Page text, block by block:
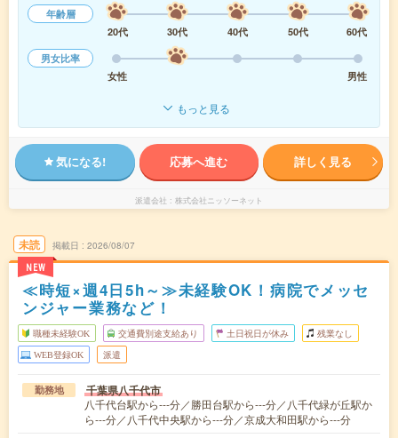
年齢層
20代
30代 40代 50代
60代
男女比率
女性
男性
もっと見る
気になる! 応募へ進む 詳しく見る
派遣会社 株式会社ニッソーネット
未読
NEW
掲載日 2026/08/07
≪時短×週4日5h～≫未経験OK！病院でメッセ
ンジャー業務など！
職種未経験OK 交通費別途支給あり 土日祝日が休み 残業なし
WEB登録OK 派遣
勤務地 千葉県八千代市
八千代台駅から---分／勝田台駅から---分／八千代緑が丘駅か
ら---分／八千代中央駅から---分／京成大和田駅から---分